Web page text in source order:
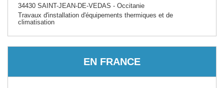
34430 SAINT-JEAN-DE-VEDAS - Occitanie
Travaux d'installation d'équipements thermiques et de
climatisation
EN FRANCE